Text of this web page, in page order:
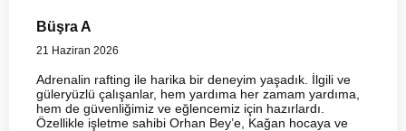
Büşra A
21 Haziran 2026
Adrenalin rafting ile harika bir deneyim yaşadık. İlgili ve
güleryüzlü çalışanlar, hem yardıma her zamam yardıma,
hem de güvenliğimiz ve eğlencemiz için hazırlardı.
Özellikle işletme sahibi Orhan Bey’e, Kağan hocaya ve